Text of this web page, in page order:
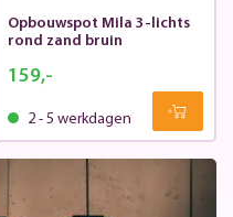
Opbouwspot Mila 3-lichts
rond zand bruin
159,-
2 - 5 werkdagen